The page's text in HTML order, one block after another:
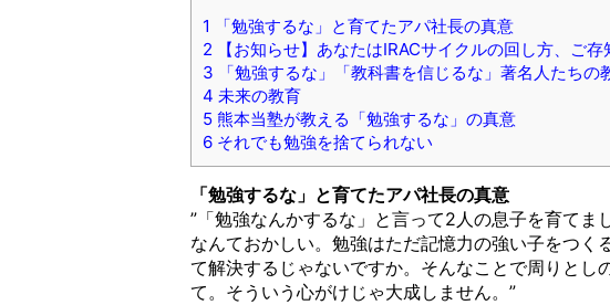
1
「勉強するな」と育てたアパ社長の真意
2 【お知らせ】あなたはIRACサイクルの回し方、ご存
3 「勉強するな」「教科書を信じるな」著名人たちの
4 未来の教育
5 熊本当塾が教える「勉強するな」の真意
6 それでも勉強を捨てられない
「勉強するな」と育てたアパ社長の真意
”「勉強なんかするな」と言って2人の息子を育て
なんておかしい。勉強はただ記憶力の強い子をつ
て解決するじゃないですか。そんなことで周りと
て。そういう心がけじゃ大成しません。”